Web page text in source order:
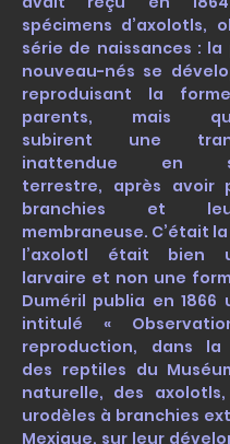
spécimens d’axolotls,
série de naissances :
nouveau-nés se
reproduisant la
parents, mais
subirent une
inattendue en
terrestre, après avoir
branchies et
membraneuse. C’était
l’axolotl était bien
larvaire et non une
Duméril publia en 1866
intitulé «
reproduction, dans la
des reptiles du
naturelle, des
urodèles à branchies
Mexique, sur leur